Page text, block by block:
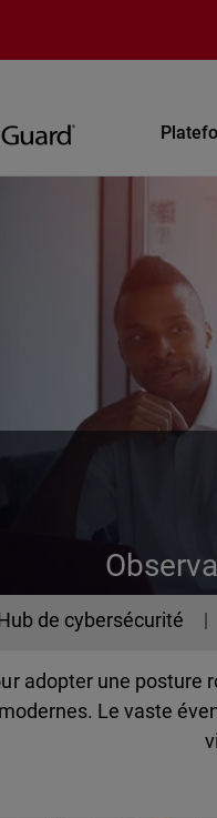
de cybersécurité
adopter une posture
modernes. Le vaste